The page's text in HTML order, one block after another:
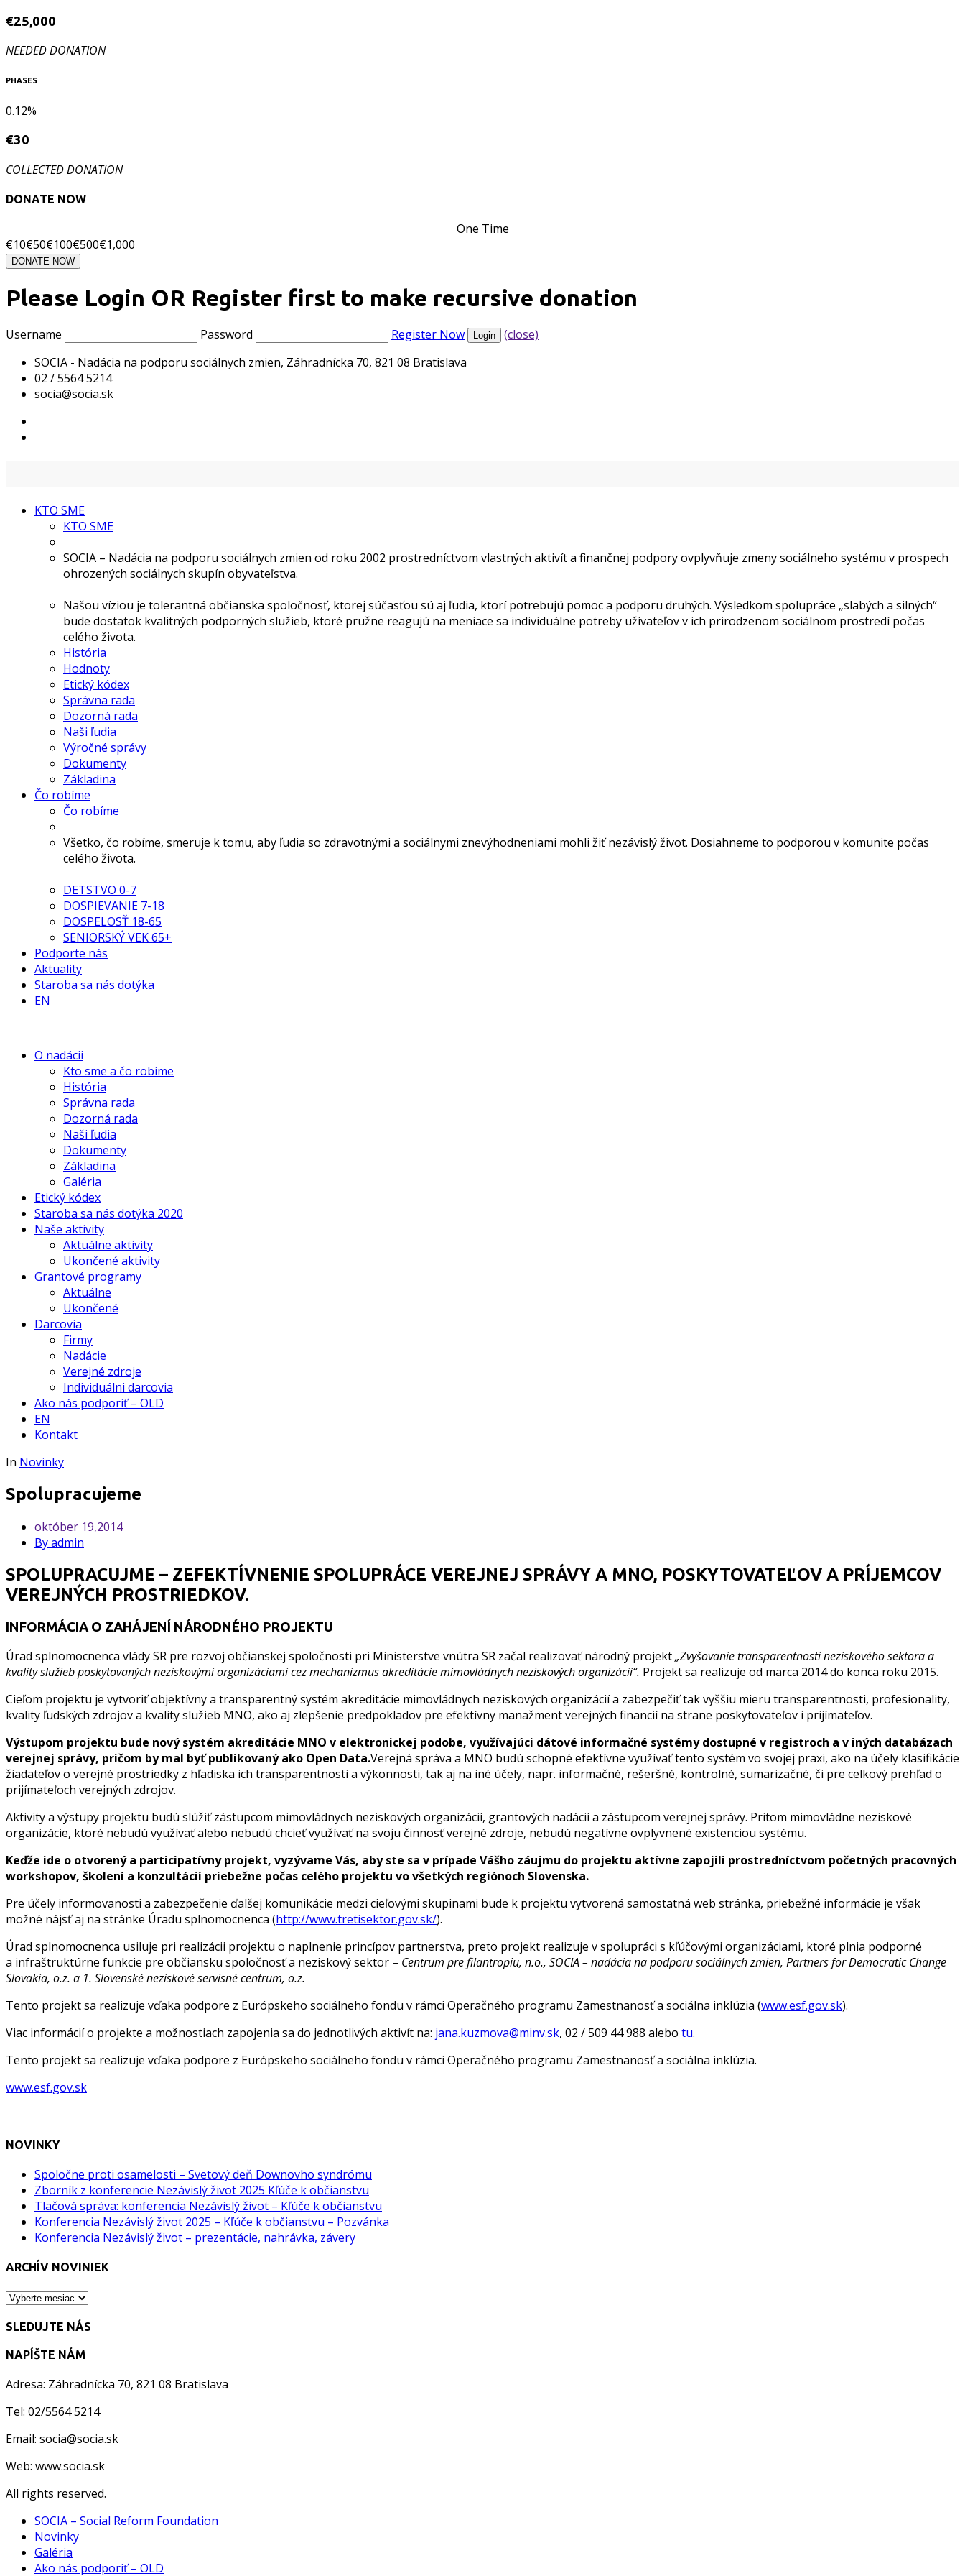
€25,000
NEEDED DONATION
PHASES
0.12%
€30
COLLECTED DONATION
DONATE NOW
One Time
€10€50€100€500€1,000
DONATE NOW
Please Login OR Register first to make recursive donation
Username Password Register Now
(close)
SOCIA - Nadácia na podporu sociálnych zmien, Záhradnícka 70, 821 08 Bratislava
02 / 5564 5214
socia@socia.sk
KTO SME
KTO SME
SOCIA – Nadácia na podporu sociálnych zmien od roku 2002 prostredníctvom vlastných aktivít a finančnej podpory ovplyvňuje zmeny sociálneho systému v prospech
ohrozených sociálnych skupín obyvateľstva.
Našou víziou je tolerantná občianska spoločnosť, ktorej súčasťou sú aj ľudia, ktorí potrebujú pomoc a podporu druhých. Výsledkom spolupráce „slabých a silných“
bude dostatok kvalitných podporných služieb, ktoré pružne reagujú na meniace sa individuálne potreby užívateľov v ich prirodzenom sociálnom prostredí počas
celého života.
História
Hodnoty
Etický kódex
Správna rada
Dozorná rada
Naši ľudia
Výročné správy
Dokumenty
Základina
Čo robíme
Čo robíme
Všetko, čo robíme, smeruje k tomu, aby ľudia so zdravotnými a sociálnymi znevýhodneniami mohli žiť nezávislý život. Dosiahneme to podporou v komunite počas
celého života.
DETSTVO 0-7
DOSPIEVANIE 7-18
DOSPELOSŤ 18-65
SENIORSKÝ VEK 65+
Podporte nás
Aktuality
Staroba sa nás dotýka
EN
O nadácii
Kto sme a čo robíme
História
Správna rada
Dozorná rada
Naši ľudia
Dokumenty
Základina
Galéria
Etický kódex
Staroba sa nás dotýka 2020
Naše aktivity
Aktuálne aktivity
Ukončené aktivity
Grantové programy
Aktuálne
Ukončené
Darcovia
Firmy
Nadácie
Verejné zdroje
Individuálni darcovia
Ako nás podporiť – OLD
EN
Kontakt
In Novinky
Spolupracujeme
október 19,2014
By admin
SPOLUPRACUJME – ZEFEKTÍVNENIE SPOLUPRÁCE VEREJNEJ SPRÁVY A MNO, POSKYTOVATEĽOV A PRÍJEMCOV
VEREJNÝCH PROSTRIEDKOV.
INFORMÁCIA O ZAHÁJENÍ NÁRODNÉHO PROJEKTU
Úrad splnomocnenca vlády SR pre rozvoj občianskej spoločnosti pri Ministerstve vnútra SR začal realizovať národný projekt„Zvyšovanie transparentnosti neziskového sektora a
kvality služieb poskytovaných neziskovými organizáciami cez mechanizmus akreditácie mimovládnych neziskových organizácií“. Projekt sa realizuje od marca 2014 do konca roku 2015.
Cieľom projektu je vytvoriť objektívny a transparentný systém akreditácie mimovládnych neziskových organizácií a zabezpečiť tak vyššiu mieru transparentnosti, profesionality,
kvality ľudských zdrojov a kvality služieb MNO, ako aj zlepšenie predpokladov pre efektívny manažment verejných financií na strane poskytovateľov i prijímateľov.
Výstupom projektu bude nový systém akreditácie MNO v elektronickej podobe, využívajúci dátové informačné systémy dostupné v registroch a v iných databázach
verejnej správy, pričom by mal byť publikovaný ako Open Data.Verejná správa a MNO budú schopné efektívne využívať tento systém vo svojej praxi, ako na účely klasifikácie
žiadateľov o verejné prostriedky z hľadiska ich transparentnosti a výkonnosti, tak aj na iné účely, napr. informačné, rešeršné, kontrolné, sumarizačné, či pre celkový prehľad o
prijímateľoch verejných zdrojov.
Aktivity a výstupy projektu budú slúžiť zástupcom mimovládnych neziskových organizácií, grantových nadácií a zástupcom verejnej správy. Pritom mimovládne neziskové
organizácie, ktoré nebudú využívať alebo nebudú chcieť využívať na svoju činnosť verejné zdroje, nebudú negatívne ovplyvnené existenciou systému.
Keďže ide o otvorený a participatívny projekt, vyzývame Vás, aby ste sa v prípade Vášho záujmu do projektu aktívne zapojili prostredníctvom početných pracovných
workshopov, školení a konzultácií priebežne počas celého projektu vo všetkých regiónoch Slovenska.
Pre účely informovanosti a zabezpečenie ďalšej komunikácie medzi cieľovými skupinami bude k projektu vytvorená samostatná web stránka, priebežné informácie je však
možné nájsť aj na stránke Úradu splnomocnenca (http://www.tretisektor.gov.sk/).
Úrad splnomocnenca usiluje pri realizácii projektu o naplnenie princípov partnerstva, preto projekt realizuje v spolupráci s kľúčovými organizáciami, ktoré plnia podporné
a infraštruktúrne funkcie pre občiansku spoločnosť a neziskový sektor – Centrum pre filantropiu, n.o., SOCIA – nadácia na podporu sociálnych zmien, Partners for Democratic Change
Slovakia, o.z. a 1. Slovenské neziskové servisné centrum, o.z.
Tento projekt sa realizuje vďaka podpore z Európskeho sociálneho fondu v rámci Operačného programu Zamestnanosť a sociálna inklúzia (www.esf.gov.sk).
Viac informácií o projekte a možnostiach zapojenia sa do jednotlivých aktivít na: jana.kuzmova@minv.sk, 02 / 509 44 988 alebo tu.
Tento projekt sa realizuje vďaka podpore z Európskeho sociálneho fondu v rámci Operačného programu Zamestnanosť a sociálna inklúzia.
www.esf.gov.sk
NOVINKY
Spoločne proti osamelosti – Svetový deň Downovho syndrómu
Zborník z konferencie Nezávislý život 2025 Kľúče k občianstvu
Tlačová správa: konferencia Nezávislý život – Kľúče k občianstvu
Konferencia Nezávislý život 2025 – Kľúče k občianstvu – Pozvánka
Konferencia Nezávislý život – prezentácie, nahrávka, závery
ARCHÍV NOVINIEK
ARCHÍV
SLEDUJTE NÁS
NAPÍŠTE NÁM
Adresa: Záhradnícka 70, 821 08 Bratislava
Tel: 02/5564 5214
Email: socia@socia.sk
Web: www.socia.sk
All rights reserved.
SOCIA – Social Reform Foundation
Novinky
Galéria
Ako nás podporiť – OLD